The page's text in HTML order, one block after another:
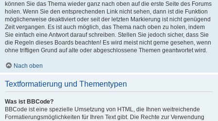
können Sie das Thema wieder ganz nach oben auf die erste Seite des Forums
holen. Wenn Sie den entsprechenden Link nicht sehen, dann ist die Funktion
möglicherweise deaktiviert oder seit der letzten Markierung ist nicht genügend
Zeit vergangen. Es ist auch möglich, das Thema nach oben zu holen, indem
Sie einfach eine Antwort darauf schreiben. Stellen Sie jedoch sicher, dass Sie
die Regeln dieses Boards beachten! Es wird meist nicht gerne gesehen, wenn
ohne triftigen Grund auf alte oder abgeschlossene Themen geantwortet wird.
Nach oben
Textformatierung und Thementypen
Was ist BBCode?
BBCode ist eine spezielle Umsetzung von HTML, die Ihnen weitreichende
Formatierungsmöglichkeiten für Ihren Text gibt. Die Rechte zur Verwendung